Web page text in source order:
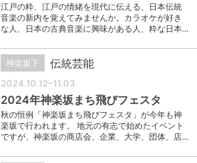
江戸の粋、江戸の情緒を現代に伝える、日本伝統
音楽の新内を覚えてみませんか。カラオケが好き
な人、日本の古典音楽に興味がある人、粋な日本…
神楽坂下 伝統芸能
2024.10.12–11.03
2024年神楽坂まち飛びフェスタ
秋の恒例「神楽坂まち⾶びフェスタ」が今年も神
楽坂で行われます。 地元の有志で始めたイベント
ですが、神楽坂の商店会、企業、⼤学、団体、店…